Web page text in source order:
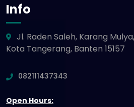
Info
Jl. Raden Saleh, Karang
Kota Tangerang, Banten 15157
082111437343
Open Hours: